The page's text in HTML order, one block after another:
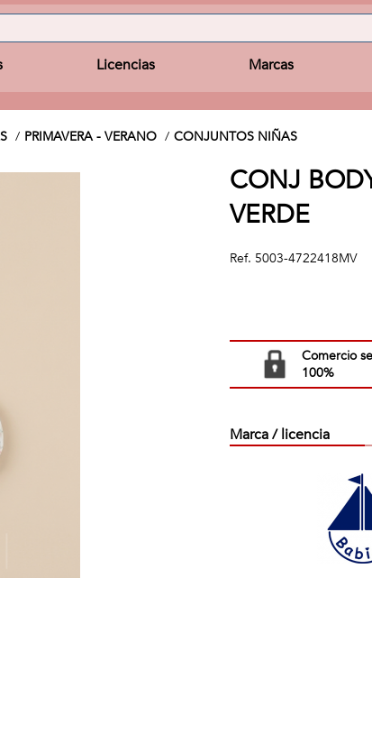
Licencias Marcas
PRIMAVERA - VERANO CONJUNTOS NIÑAS
CONJ
VERDE
Ref. 5003-4722418MV
Comercio
100%
Marca / licencia